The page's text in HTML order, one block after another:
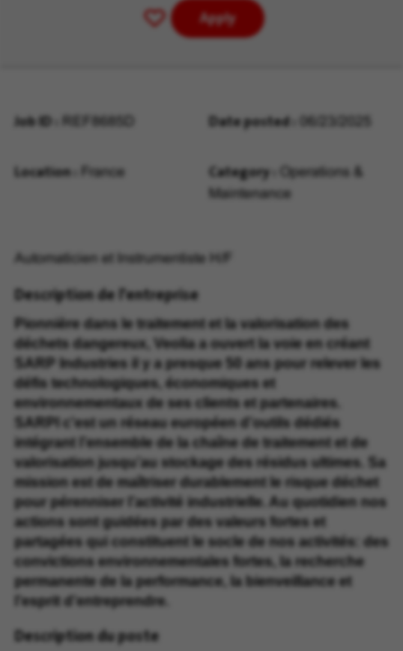
Save
Apply
Job ID REF8685D Date posted
Location France Category
Operations &
Maintenance
Automaticien et Instrumentiste H/F
Description de l'entreprise
Pionnière dans le traitement et la valorisation des
déchets dangereux, Veolia a ouvert la voie en créant
SARP Industries il y a presque 50 ans pour relever les
défis technologiques, économiques et
environnementaux de ses clients et partenaires.
SARPI c'est un réseau européen d’outils dédiés
intégrant l’ensemble de la chaîne de traitement et de
valorisation jusqu’au stockage des résidus ultimes. Sa
mission est de maîtriser durablement le risque déchet
pour pérenniser l’activité industrielle. Au quotidien nos
actions sont guidées par des valeurs fortes et
partagées qui constituent le socle de nos activités: des
convictions environnementales fortes, la recherche
permanente de la performance, la bienveillance et
l’esprit d’entreprendre.
Description du poste